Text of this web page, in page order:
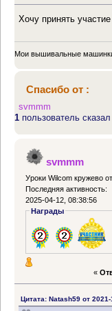
Хочу принять участие
Мои вышивальные
Спасибо от :
svmmm
1 пользователь
svmmm
Уроки Wilcom кружево
Последняя активность:
2025-04-12, 08:38:56
Награды
«
Цитата: Natash59 от